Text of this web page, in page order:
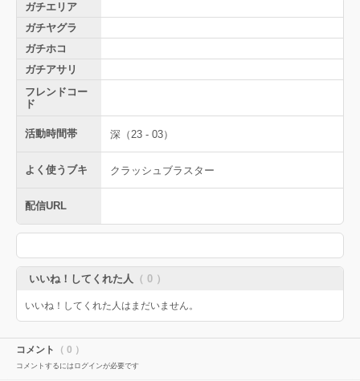
ガチエリア
ガチヤグラ
ガチホコ
ガチアサリ
フレンドコー
ド
活動時間帯 深（23 - 03）
よく使うブキ クラッシュブラスター
配信URL
いいね！してくれた人 （ 0 ）
いいね！してくれた人はまだいません。
コメント （ 0 ）
コメントするにはログインが必要です